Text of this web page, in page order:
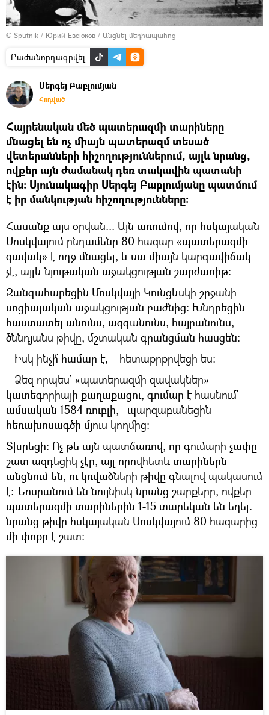
© Sputnik / Юрий Евсюков / Անցնել մեդիապահոց
Բաժանորդագրվել
Սերգեյ Բաբլումյան
Հոդված
Հայրենական մեծ պատերազմի տարիները
մնացել են ոչ միայն պատերազմ տեսած
վետերանների հիշողություններում, այլև նրանց,
ովքեր այն ժամանակ դեռ տակավին պատանի
էին։ Սյունակագիր Սերգեյ Բաբլումյանը պատմում
է իր մանկության հիշողությունները։
Հասանք այս օրվան... Այն առումով, որ հսկայական
Մոսկվայում ընդամենը 80 հազար «պատերազմի
զավակ» է ողջ մնացել, և սա միայն կարգավիճակ
չէ, այլև նյութական աջակցության շարժառիթ։
Զանգահարեցին Մոսկվայի Կունցևսկի շրջանի
սոցիալական աջակցության բաժնից։ Խնդրեցին
հաստատել անունս, ազգանունս, հայրանունս,
ծննդյանս թիվը, մշտական գրանցման հասցեն։
– Իսկ ինչի՞ համար է, – հետաքրքրվեցի ես։
– Ձեզ որպես` «պատերազմի զավակներ»
կատեգորիայի քաղաքացու, գումար է հասնում`
ամսական 1584 ռուբլի,– պարզաբանեցին
հեռախոսագծի մյուս կողմից։
Տխրեցի։ Ոչ թե այն պատճառով, որ գումարի չափը
շատ ազդեցիկ չէր, այլ որովհետև տարիներն
անցնում են, ու կռվածների թիվը գնալով պակասում
է։ Նոսրանում են նույնիսկ նրանց շարքերը, ովքեր
պատերազմի տարիներին 1-15 տարեկան են եղել.
նրանց թիվը հսկայական Մոսկվայում 80 հազարից
մի փոքր է շատ։